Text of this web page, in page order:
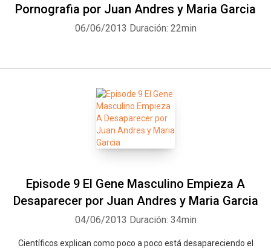
Pornografia por Juan Andres y Maria Garcia
06/06/2013 Duración: 22min
Episode 9 El Gene Masculino Empieza A
Desaparecer por Juan Andres y Maria Garcia
04/06/2013 Duración: 34min
Científicos explican como poco a poco está desapareciendo el